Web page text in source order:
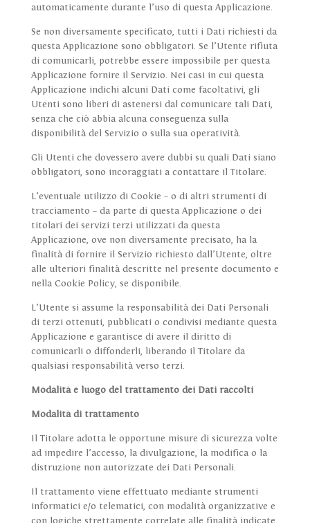
automaticamente durante l’uso di questa Applicazione.
Se non diversamente specificato, tutti i Dati richiesti da
questa Applicazione sono obbligatori. Se l’Utente rifiuta
di comunicarli, potrebbe essere impossibile per questa
Applicazione fornire il Servizio. Nei casi in cui questa
Applicazione indichi alcuni Dati come facoltativi, gli
Utenti sono liberi di astenersi dal comunicare tali Dati,
senza che ciò abbia alcuna conseguenza sulla
disponibilità del Servizio o sulla sua operatività.
Gli Utenti che dovessero avere dubbi su quali Dati siano
obbligatori, sono incoraggiati a contattare il Titolare.
L’eventuale utilizzo di Cookie – o di altri strumenti di
tracciamento – da parte di questa Applicazione o dei
titolari dei servizi terzi utilizzati da questa
Applicazione, ove non diversamente precisato, ha la
finalità di fornire il Servizio richiesto dall’Utente, oltre
alle ulteriori finalità descritte nel presente documento e
nella Cookie Policy, se disponibile.
L’Utente si assume la responsabilità dei Dati Personali
di terzi ottenuti, pubblicati o condivisi mediante questa
Applicazione e garantisce di avere il diritto di
comunicarli o diffonderli, liberando il Titolare da
qualsiasi responsabilità verso terzi.
Modalità e luogo del trattamento dei Dati raccolti
Modalità di trattamento
Il Titolare adotta le opportune misure di sicurezza volte
ad impedire l’accesso, la divulgazione, la modifica o la
distruzione non autorizzate dei Dati Personali.
Il trattamento viene effettuato mediante strumenti
informatici e/o telematici, con modalità organizzative e